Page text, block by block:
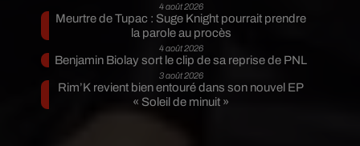
4 août 2026
Meurtre de Tupac : Suge Knight pourrait prendre
la parole au procès
4 août 2026
Benjamin Biolay sort le clip de sa reprise de PNL
3 août 2026
Rim’K revient bien entouré dans son nouvel EP
« Soleil de minuit »